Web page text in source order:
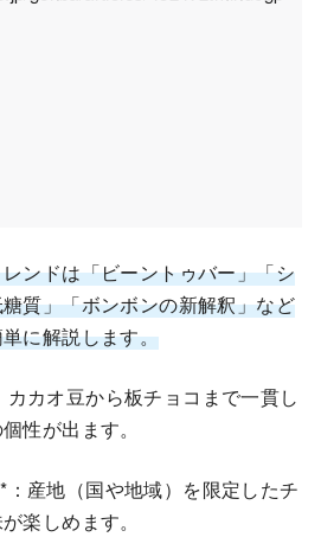
ンドは「ビーントゥバー」「シ
質」「ボンボンの新解釈」など
に解説します。
カオ豆から板チョコまで一貫し
性が出ます。
産地（国や地域）を限定したチ
楽しめます。